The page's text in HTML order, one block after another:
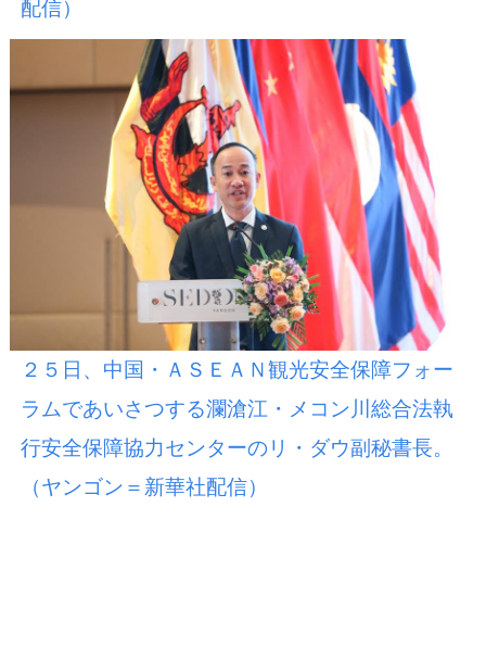
配信）
２５日、中国・ＡＳＥＡＮ観光安全保障フォー
ラムであいさつする瀾滄江・メコン川総合法執
行安全保障協力センターのリ・ダウ副秘書長。
（ヤンゴン＝新華社配信）